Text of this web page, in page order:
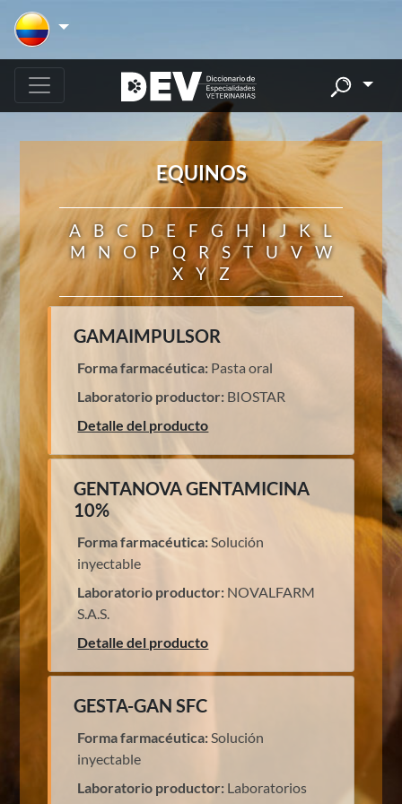
EQUINOS
A B C D E F G H I J K
L
M
N O P Q R S T U V
W
X
Y Z
GAMAIMPULSOR
Forma farmacéutica: Pasta oral
Laboratorio productor: BIOSTAR
Detalle del producto
GENTANOVA GENTAMICINA
10%
Forma farmacéutica: Solución
inyectable
Laboratorio productor: NOVALFARM
S.A.S.
Detalle del producto
GESTA-GAN SFC
Forma farmacéutica: Solución
inyectable
Laboratorio productor: Laboratorios